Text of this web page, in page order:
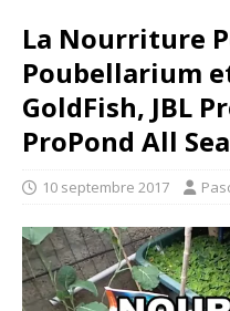
La Nourriture
Poubellarium
GoldFish, JBL
ProPond All
10 septembre 2017